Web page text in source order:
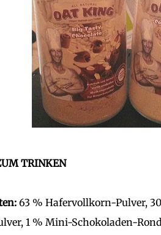
TRINKEN
63 % Hafervollkorn-Pulver,
1 % Mini-Schokoladen-